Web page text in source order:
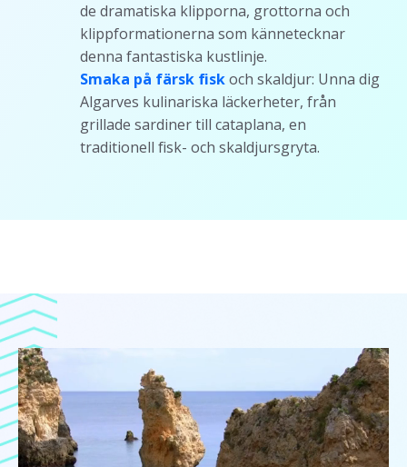
de dramatiska klipporna, grottorna och
klippformationerna som kännetecknar
denna fantastiska kustlinje.
Smaka på färsk fiskoch skaldjur: Unna dig
Algarves kulinariska läckerheter, från
grillade sardiner till cataplana, en
traditionell fisk- och skaldjursgryta.